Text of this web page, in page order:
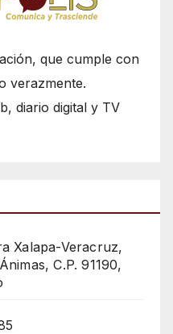
que cumple con
verazmente.
diario digital y TV
Xalapa-Veracruz,
C.P. 91190,